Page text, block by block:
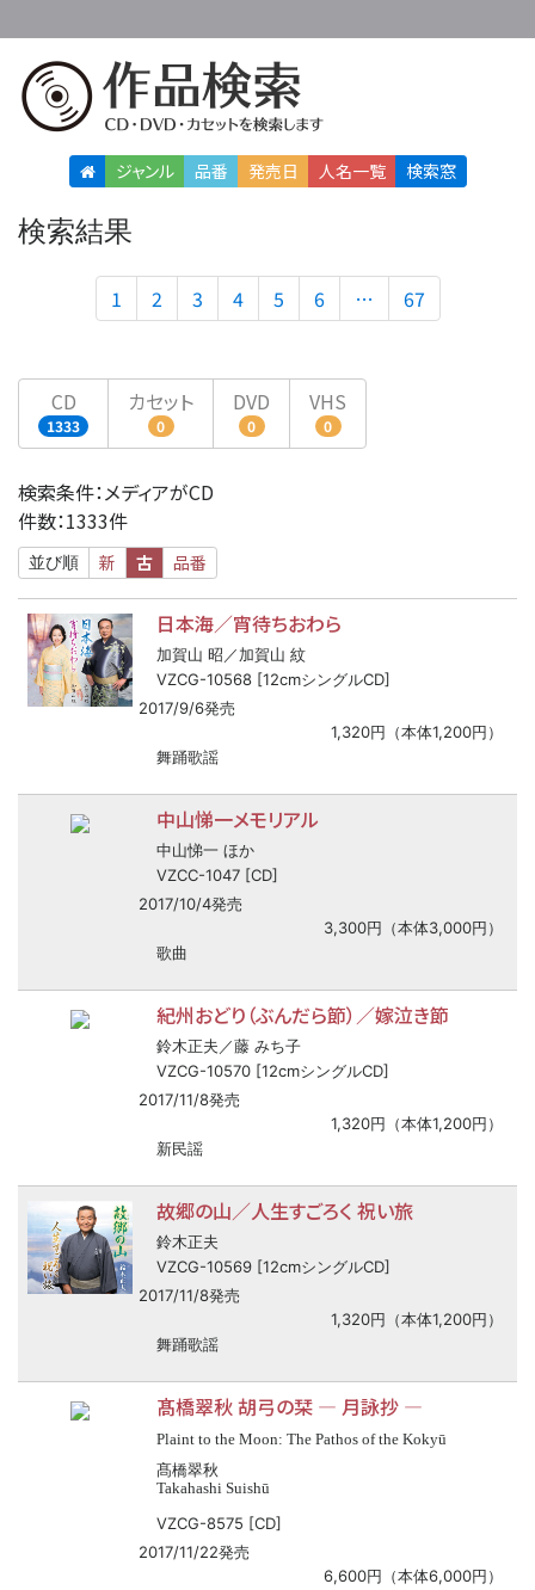
ジャンル 品番 発売日 人名一覧 検索窓
検索結果
1 2 3 4 5 6 … 67
CD
1333
カセット
0
DVD
0
VHS
0
検索条件：メディアがCD
件数：1333件
並び順 新 古 品番
日本海／宵待ちおわら
加賀山 昭／加賀山 紋
VZCG-10568 [12cmシングルCD]
2017/9/6発売
1,320円（本体1,200円）
舞踊歌謡
中山悌一メモリアル
中山悌一 ほか
VZCC-1047 [CD]
2017/10/4発売
3,300円（本体3,000円）
歌曲
紀州おどり（ぶんだら節）／嫁泣き節
鈴木正夫／藤 みち子
VZCG-10570 [12cmシングルCD]
2017/11/8発売
1,320円（本体1,200円）
新民謡
故郷の山／人生すごろく 祝い旅
鈴木正夫
VZCG-10569 [12cmシングルCD]
2017/11/8発売
1,320円（本体1,200円）
舞踊歌謡
髙橋翠秋 胡弓の栞 ― 月詠抄 ―
Plaint to the Moon: The Pathos of the Kokyū
髙橋翠秋
Takahashi Suishū
VZCG-8575 [CD]
2017/11/22発売
6,600円（本体6,000円）